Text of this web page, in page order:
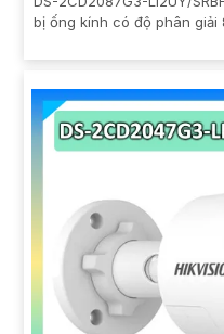
bị ống kính có độ phân giải